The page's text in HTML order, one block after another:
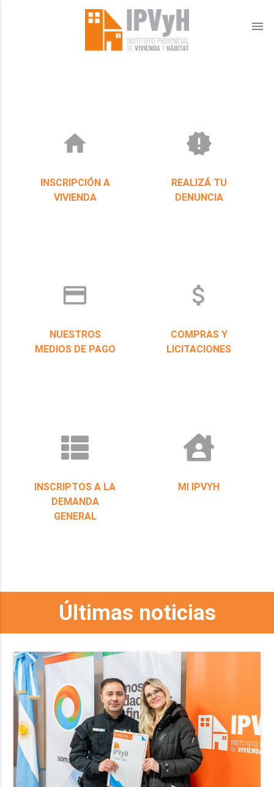
menu
home
INSCRIPCIÓN A
VIVIENDA
new_releases
REALIZÁ TU
DENUNCIA
credit_card
NUESTROS
MEDIOS DE PAGO
attach_money
COMPRAS Y
LICITACIONES
INSCRIPTOS A LA
DEMANDA
GENERAL
MI IPVYH
Últimas noticias